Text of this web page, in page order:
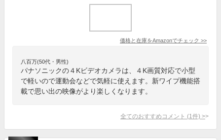
価格と在庫をAmazonでチェック >>
八百万(50代・男性)
パナソニックの４Kビデオカメラは、４K画質対応で小型
で軽いので運動会などで気軽に使えます。新ワイプ機能搭
載で思い出の映像がより楽しくなります。
全てのおすすめコメント (1 件) >